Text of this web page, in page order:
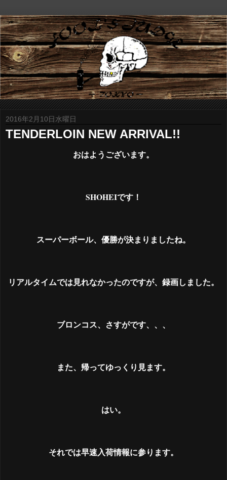
2016年2月10日水曜日
TENDERLOIN NEW ARRIVAL!!
おはようございます。
SHOHEIです！
スーパーボール、優勝が決まりましたね。
リアルタイムでは見れなかったのですが、録画しました。
ブロンコス、さすがです、、、
また、帰ってゆっくり見ます。
はい。
それでは早速入荷情報に参ります。